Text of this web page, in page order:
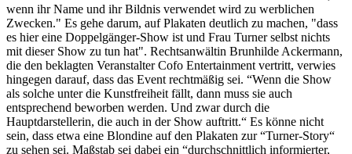
wenn ihr Name und ihr Bildnis verwendet wird zu werblichen
Zwecken." Es gehe darum, auf Plakaten deutlich zu machen, "dass
es hier eine Doppelgänger-Show ist und Frau Turner selbst nichts
mit dieser Show zu tun hat". Rechtsanwältin Brunhilde Ackermann,
die den beklagten Veranstalter Cofo Entertainment vertritt, verwies
hingegen darauf, dass das Event rechtmäßig sei. “Wenn die Show
als solche unter die Kunstfreiheit fällt, dann muss sie auch
entsprechend beworben werden. Und zwar durch die
Hauptdarstellerin, die auch in der Show auftritt.“ Es könne nicht
sein, dass etwa eine Blondine auf den Plakaten zur “Turner-Story“
zu sehen sei. Maßstab sei dabei ein “durchschnittlich informierter,